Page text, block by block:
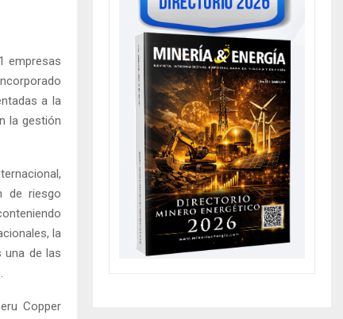
empresas
a la
la gestión
de riesgo
la
una de las
Copper